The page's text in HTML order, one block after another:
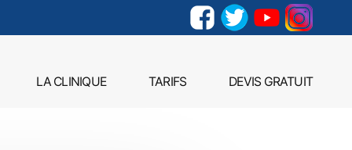
LA CLINIQUE TARIFS DEVIS GRATUIT